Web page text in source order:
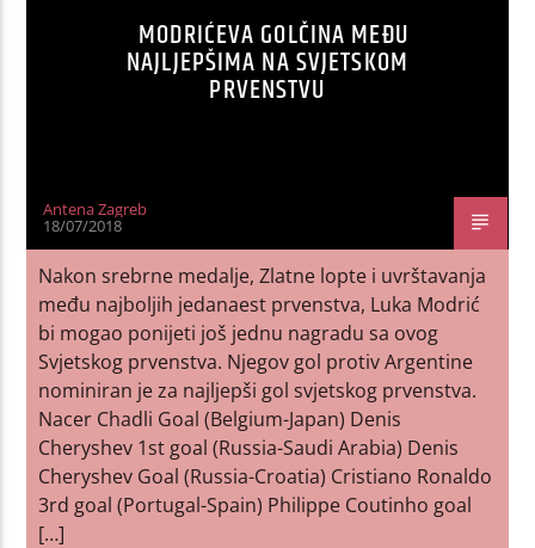
MODRIĆEVA GOLČINA MEĐU
NAJLJEPŠIMA NA SVJETSKOM
PRVENSTVU
Antena Zagreb
18/07/2018
Nakon srebrne medalje, Zlatne lopte i uvrštavanja
među najboljih jedanaest prvenstva, Luka Modrić
bi mogao ponijeti još jednu nagradu sa ovog
Svjetskog prvenstva. Njegov gol protiv Argentine
nominiran je za najljepši gol svjetskog prvenstva.
Nacer Chadli Goal (Belgium-Japan) Denis
Cheryshev 1st goal (Russia-Saudi Arabia) Denis
Cheryshev Goal (Russia-Croatia) Cristiano Ronaldo
3rd goal (Portugal-Spain) Philippe Coutinho goal
[…]